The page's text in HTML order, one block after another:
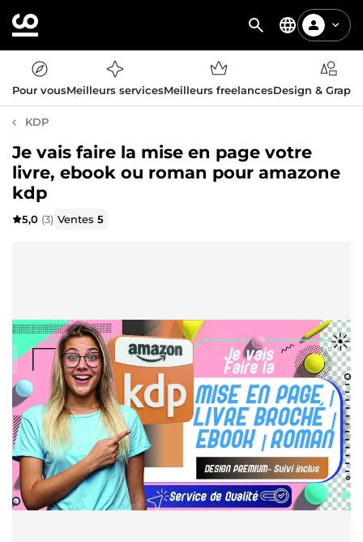
Pour vousMeilleurs servicesMeilleurs freelancesDesign &
KDP
Je vais faire la mise en page votre
livre, ebook ou roman pour amazone
kdp
5,0 (3) Ventes5